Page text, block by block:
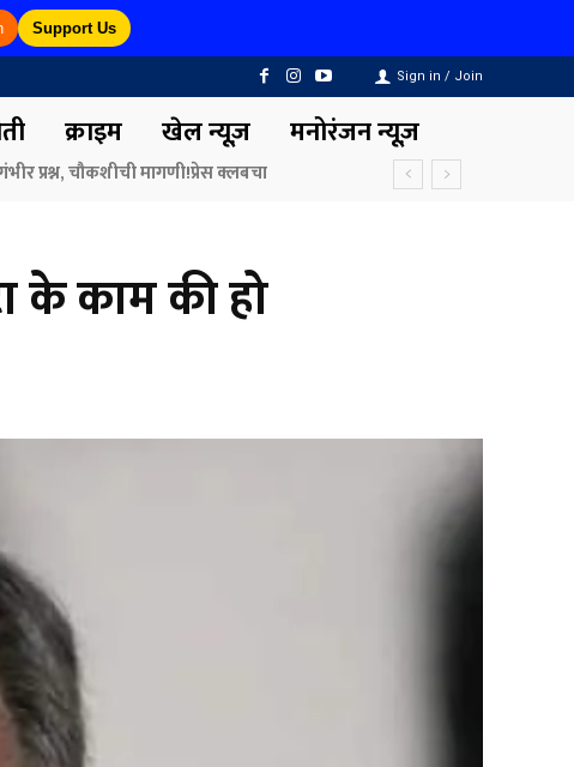
Support Us
Sign in / Join
क्राइम खेल न्यूज़ मनोरंजन न्यूज़
के काम की हो